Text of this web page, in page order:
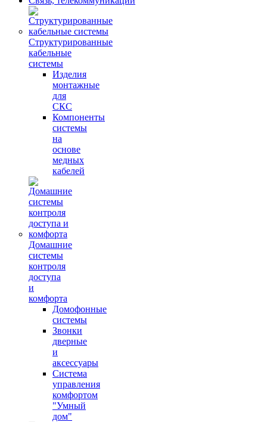
Структурированные
кабельные
системы
Изделия
монтажные
для
СКС
Компоненты
системы
на
основе
медных
кабелей
Домашние
системы
контроля
доступа
и
комфорта
Домофонные
системы
Звонки
дверные
и
аксессуары
Система
управления
комфортом
"Умный
дом"